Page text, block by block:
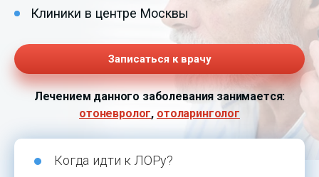
Клиники в центре Москвы
Записаться к врачу
Лечением данного заболевания занимается:
отоневролог, отоларинголог
Когда идти к ЛОРу?